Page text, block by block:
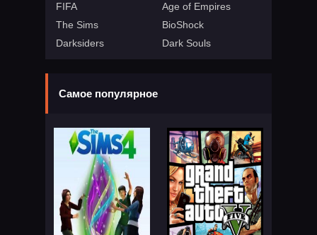
FIFA
Age of Empires
The Sims
BioShock
Darksiders
Dark Souls
Самое популярное